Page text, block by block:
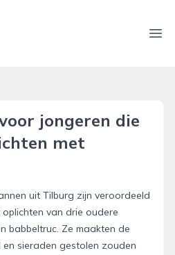
jongeren die
met
uit Tilburg zijn veroordeeld
van drie oudere
babbeltruc. Ze maakten de
sieraden gestolen zouden